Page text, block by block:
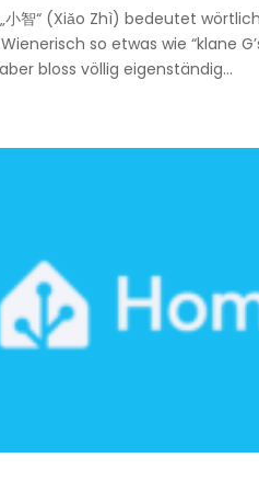
智“ (Xiǎo Zhì) bedeutet
so etwas wie “klane
bloss völlig eigenständig...